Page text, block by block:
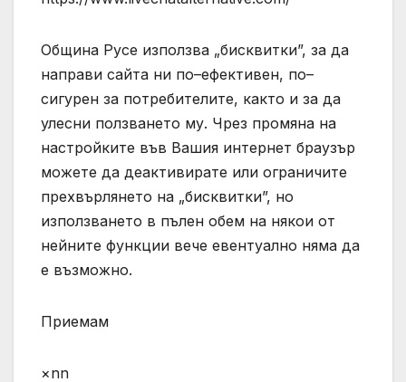
Община Русе използва „бисквитки”, за да
направи сайта ни по–ефективен, по–
сигурен за потребителите, както и за да
улесни ползването му. Чрез промяна на
настройките във Вашия интернет браузър
можете да деактивирате или ограничите
прехвърлянето на „бисквитки”, но
използването в пълен обем на някои от
нейните функции вече евентуално няма да
е възможно.
Приемам
×nn